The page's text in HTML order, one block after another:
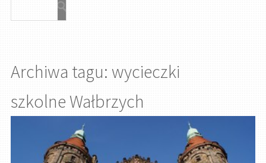
Archiwa tagu: wycieczki
szkolne Wałbrzych